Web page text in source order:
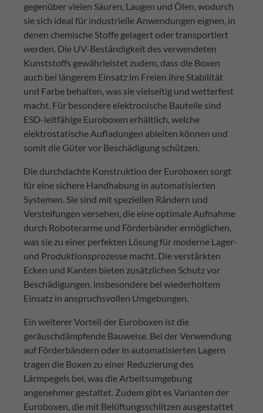
gegenüber vielen Säuren, Laugen und Ölen, wodurch
sie sich ideal für industrielle Anwendungen eignen, in
denen chemische Stoffe gelagert oder transportiert
werden. Die UV-Beständigkeit des verwendeten
Kunststoffs gewährleistet zudem, dass die Boxen
auch bei längerem Einsatz im Freien ihre Stabilität
und Farbe behalten, was sie vielseitig und wetterfest
macht. Für besondere elektronische Bauteile sind
ESD-leitfähige Euroboxen erhältlich, welche
elektrostatische Aufladungen ableiten können und
somit die Güter vor Beschädigung schützen.
Die durchdachte Konstruktion der Euroboxen sorgt
für eine sichere Handhabung in automatisierten
Systemen. Sie sind mit speziellen Rändern und
Versteifungen versehen, die eine optimale Aufnahme
durch Roboterarme und Förderbänder ermöglichen,
was sie zu einer perfekten Lösung für moderne Lager-
und Produktionsprozesse macht. Die verstärkten
Ecken und Kanten bieten zusätzlichen Schutz vor
Beschädigungen, insbesondere bei wiederholtem
Einsatz in anspruchsvollen Umgebungen.
Ein weiterer Vorteil der Euroboxen ist die
geräuschdämpfende Bauweise. Bei der Verwendung
auf Förderbändern oder in automatisierten Lagern
tragen die Boxen zu einer Reduzierung des
Lärmpegels bei, was die Arbeitsumgebung
angenehmer gestaltet. Zudem gibt es Varianten der
Euroboxen, die mit Belüftungsschlitzen ausgestattet